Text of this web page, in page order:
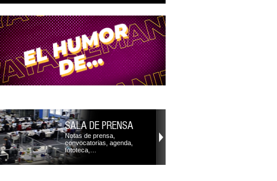
SALA DE PRENSA
Notas de prensa,
convocatorias, agenda,
fototeca,…